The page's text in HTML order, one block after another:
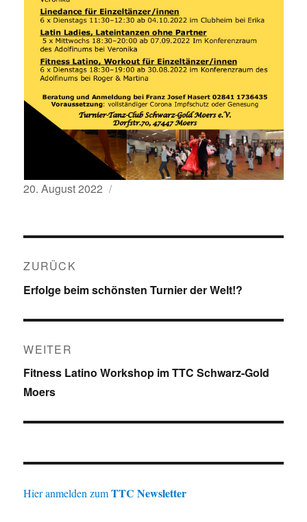
Veröffentlicht
20. August 2022
ZURÜCK
Vorheriger
Erfolge beim schönsten Turnier der Welt!?
WEITER
Nächster
Beitrag:
Fitness Latino Workshop im TTC Schwarz-Gold
Moers
Hier anmelden zumTTC Newsletter